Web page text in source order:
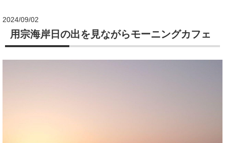
2024/09/02
用宗海岸日の出を見ながらモーニングカフェ